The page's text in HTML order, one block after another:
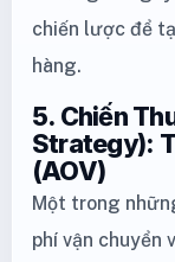
chiến lược để
hàng.
5. Chiến
Strategy):
(AOV)
Một trong
phí vận chuyển